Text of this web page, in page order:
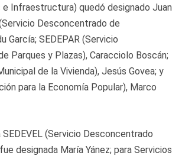
e Infraestructura) quedó designado Juan
Desconcentrado de
García; SEDEPAR (Servicio
Parques y Plazas), Caracciolo Boscán;
de la Vivienda), Jesús Govea; y
para la Economía Popular), Marco
(Servicio Desconcentrado
designada María Yánez; para Servicios